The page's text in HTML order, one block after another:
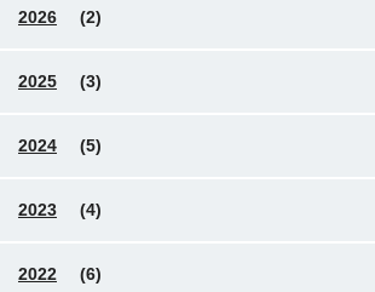
2026 (2)
2025 (3)
2024 (5)
2023 (4)
2022 (6)